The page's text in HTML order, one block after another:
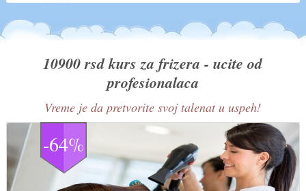
10900 rsd kurs za frizera - ucite od
profesionalaca
Vreme je da pretvorite svoj talenat u uspeh!
-64%